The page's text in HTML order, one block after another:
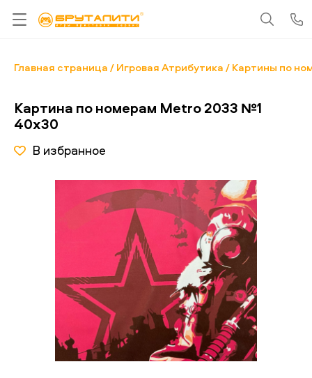
Главная страница Игровая Атрибутика Картины по
Картина по номерам Metro 2033 №1
40x30
В избранное